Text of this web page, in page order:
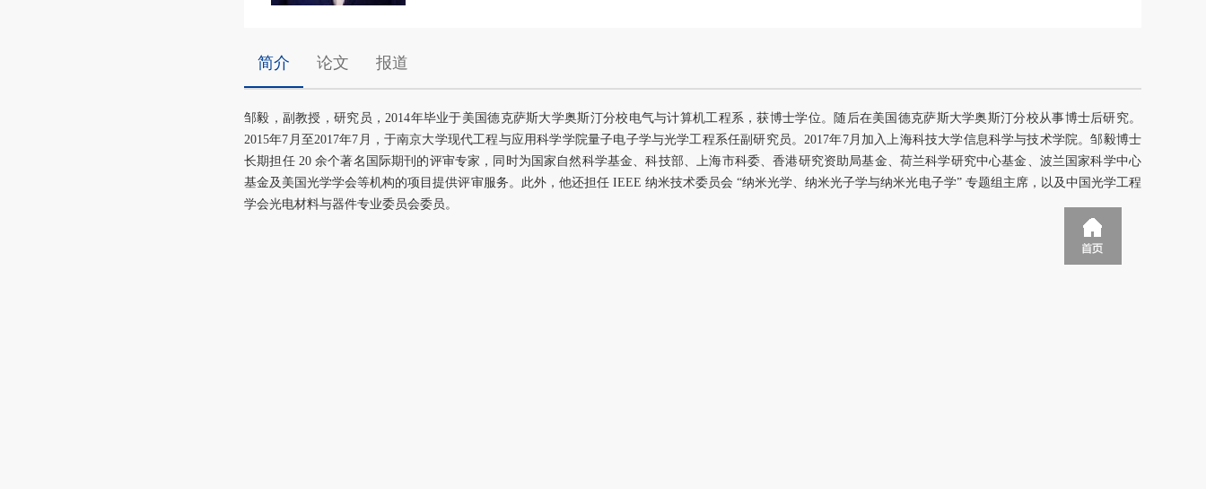
简介 论文 报道
邹毅，副教授，研究员，2014年毕业于美国德克萨斯大学奥斯汀分校电气与计算机工程系，获博士学位。随后在美国德克萨斯大学奥斯汀分校从事博士后研究。
2015年7月至2017年7月，于南京大学现代工程与应用科学学院量子电子学与光学工程系任副研究员。2017年7月加入上海科技大学信息科学与技术学院。邹毅博士
长期担任 20 余个著名国际期刊的评审专家，同时为国家自然科学基金、科技部、上海市科委、香港研究资助局基金、荷兰科学研究中心基金、波兰国家科学中心
基金及美国光学学会等机构的项目提供评审服务。此外，他还担任 IEEE 纳米技术委员会 “纳米光学、纳米光子学与纳米光电子学” 专题组主席，以及中国光学工程
学会光电材料与器件专业委员会委员。